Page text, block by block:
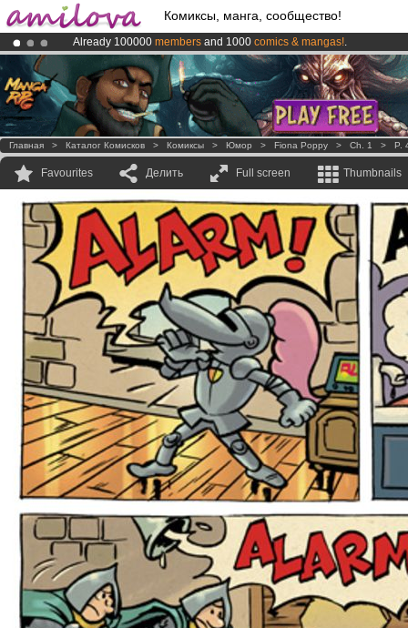
Комиксы, манга, сообщество!
Already 100000 members and 1000 comics & mangas!.
AmilovaKickstarter is now LIVE!.
Premium membership from3.95 euros per month !Get membership
Главная > Каталог Комисков > Комиксы > Юмор > Fiona Poppy > Ch. 1 > P.
Favourites Делить Full screen Thumbnails